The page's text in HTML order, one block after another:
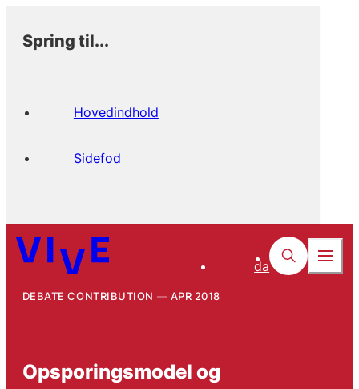
Spring til...
Hovedindhold
Sidefod
da
DEBATE CONTRIBUTION APR 2018
Opsporingsmodel og